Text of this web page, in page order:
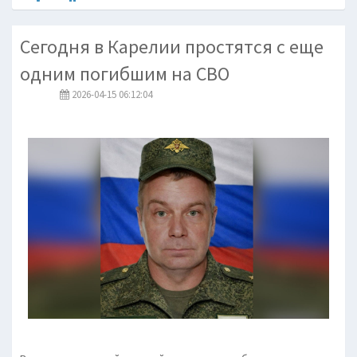
Сегодня в Карелии простятся с еще
одним погибшим на СВО
2026-04-15 06:12:04